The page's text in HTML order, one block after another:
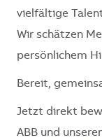
vielfältige
Wir schätzen
persönlichem
Bereit,
Jetzt direkt
ABB und